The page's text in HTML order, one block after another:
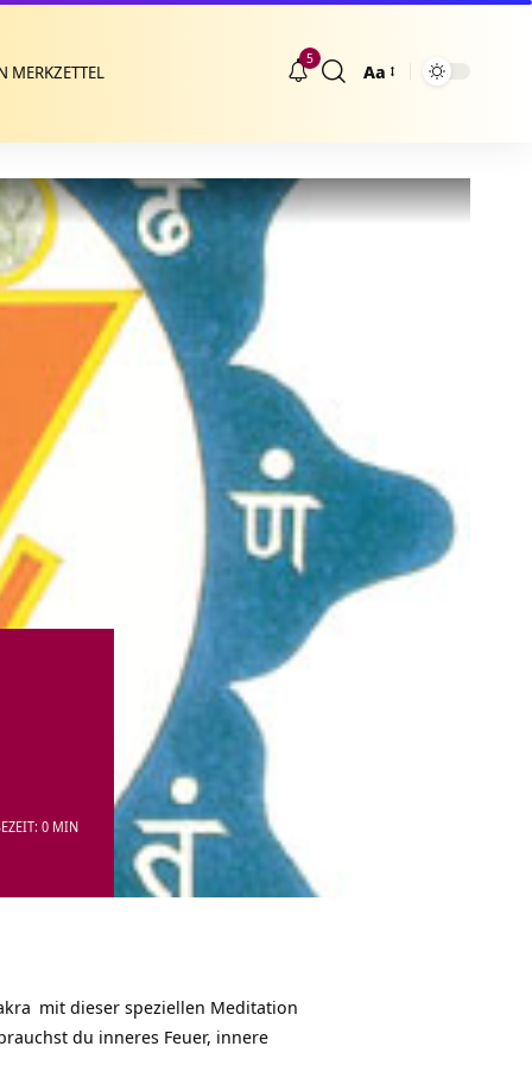
MERKZETTEL
5
Größenänderung
Aa
0 MIN
mit dieser speziellen Meditation
du inneres Feuer, innere